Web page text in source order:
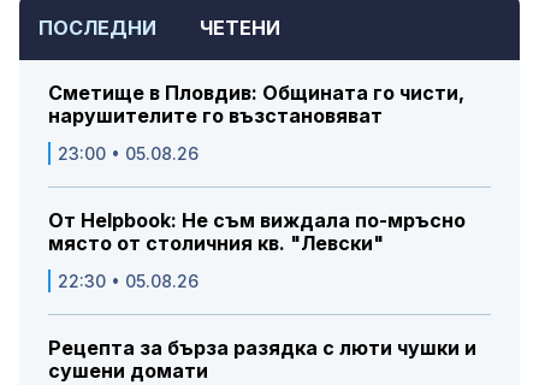
ПОСЛЕДНИ ЧЕТЕНИ
Сметище в Пловдив: Общината го чисти,
нарушителите го възстановяват
23:00 • 05.08.26
От Helpbook: Не съм виждала по-мръсно
място от столичния кв. "Левски"
22:30 • 05.08.26
Рецепта за бърза разядка с люти чушки и
сушени домати